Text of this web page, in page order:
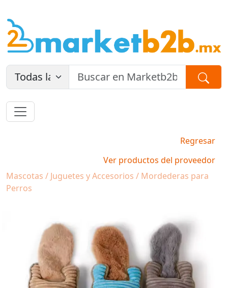
Regresar
Ver productos del proveedor
Mascotas / Juguetes y Accesorios / Mordederas para
Perros